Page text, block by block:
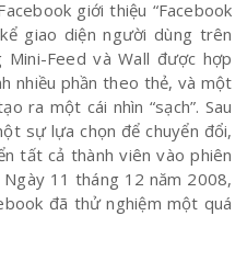
giới thiệu “Facebook
giao diện người dùng trên
Mini-Feed và Wall được hợp
nhiều phần theo thẻ, và một
ra một cái nhìn “sạch”. Sau
sự lựa chọn để chuyển đổi,
tất cả thành viên vào phiên
11 tháng 12 năm 2008,
đã thử nghiệm một quá